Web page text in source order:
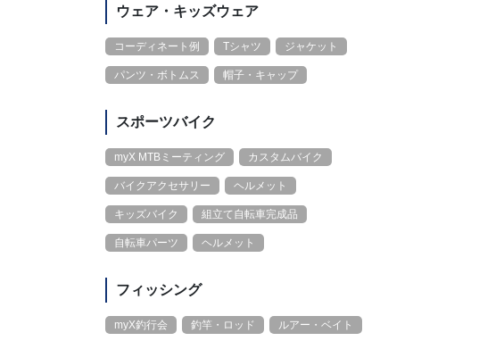
ウェア・キッズウェア
コーディネート例 Tシャツ ジャケット
パンツ・ボトムス 帽子・キャップ
スポーツバイク
myX MTBミーティング カスタムバイク
バイクアクセサリー ヘルメット
キッズバイク 組立て自転車完成品
自転車パーツ ヘルメット
フィッシング
myX釣行会 釣竿・ロッド ルアー・ベイト